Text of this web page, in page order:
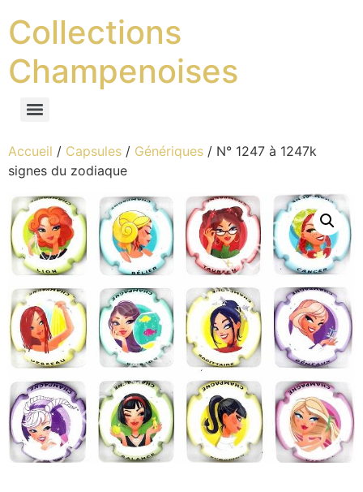
Collections
Champenoises
Accueil / Capsules / Génériques / N° 1247 à 1247k
signes du zodiaque